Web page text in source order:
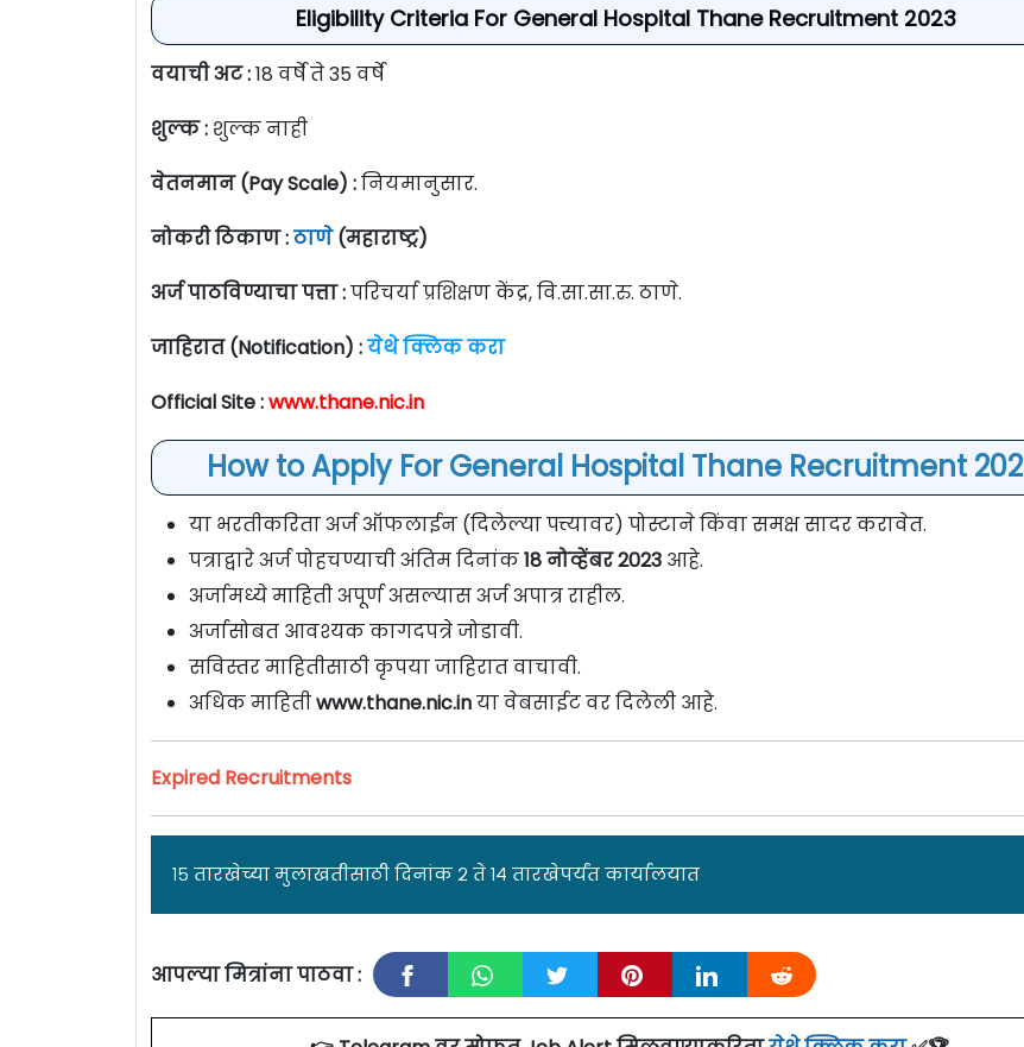
Eligibility Criteria For General Hospital Thane Recruitment 2023
वयाची अट :18 वर्षे ते 35 वर्षे
शुल्क : शुल्क नाही
वेतनमान (Pay Scale) :नियमानुसार.
नोकरी ठिकाण :ठाणे(महाराष्ट्र)
अर्ज पाठविण्याचा पत्ता :परिचर्या प्रशिक्षण केंद्र, वि.सा.सा.रु. ठाणे.
जाहिरात (Notification) :येथे क्लिक करा
Official Site :www.thane.nic.in
How to Apply For General Hospital Thane Recruitment
या भरतीकरिता अर्ज ऑफलाईन (दिलेल्या पत्त्यावर) पोस्टाने किंवा समक्ष सादर करावेत.
पत्राद्वारे अर्ज पोहचण्याची अंतिम दिनांक18 नोव्हेंबर 2023 आहे.
अर्जामध्ये माहिती अपूर्ण असल्यास अर्ज अपात्र राहील.
अर्जासोबत आवश्यक कागदपत्रे जोडावी.
सविस्तर माहितीसाठी कृपया जाहिरात वाचावी.
अधिक माहितीwww.thane.nic.inया वेबसाईट वर दिलेली आहे.
Expired Recruitments
१५ तारखेच्या मुलाखतीसाठी दिनांक २ ते १४ तारखेपर्यंत कार्यालयात
जाहिरात दिनांक: २१/०७/२२
आपल्या मित्रांना पाठवा :